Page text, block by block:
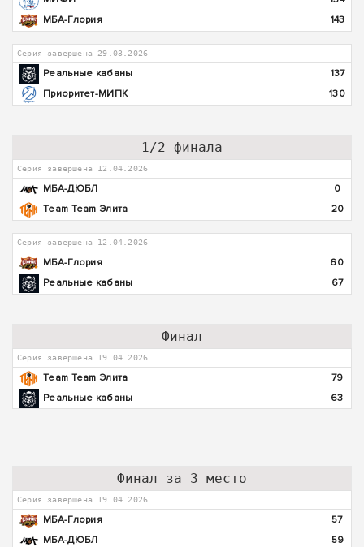
МБА-Глория
143
Серия завершена 29.03.2026
Реальные кабаны
137
Приоритет-МИПК
130
1/2 финала
Серия завершена 12.04.2026
МБА-ДЮБЛ
0
Team Team Элита
20
Серия завершена 12.04.2026
МБА-Глория
60
Реальные кабаны
67
Финал
Серия завершена 19.04.2026
Team Team Элита
79
Реальные кабаны
63
Финал за 3 место
Серия завершена 19.04.2026
МБА-Глория
57
МБА-ДЮБЛ
59